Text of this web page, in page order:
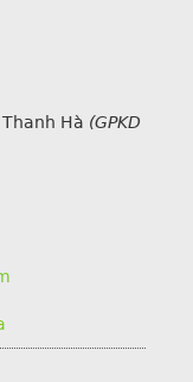
Hà (GPKD